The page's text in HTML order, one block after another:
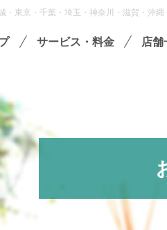
サービス・料金
特殊清掃・孤独死
オプションサービス
店舗
・東京・千葉・埼玉・神奈川・滋賀・沖縄